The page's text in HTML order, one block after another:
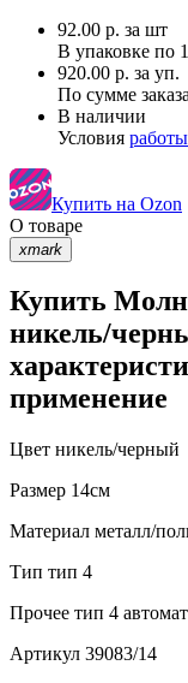
92.00 р. за шт
В упаковке по
920.00 р. за уп.
По сумме
В наличии
Условия
Купить на Ozon
О товаре
xmark
Купить
никель/
применение
Цвет никель/черный
Размер 14см
Материал металл/
Тип тип 4
Прочее тип 4 автомат
Артикул 39083/14